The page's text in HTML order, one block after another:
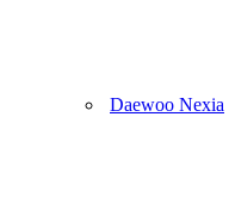
Daewoo Nexia